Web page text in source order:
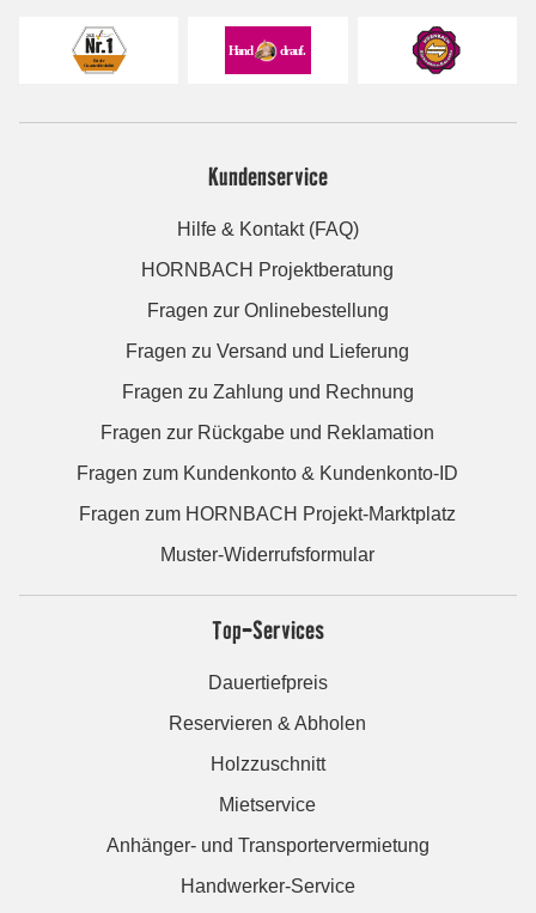
Kundenservice
Hilfe & Kontakt (FAQ)
HORNBACH Projektberatung
Fragen zur Onlinebestellung
Fragen zu Versand und Lieferung
Fragen zu Zahlung und Rechnung
Fragen zur Rückgabe und Reklamation
Fragen zum Kundenkonto & Kundenkonto-ID
Fragen zum HORNBACH Projekt-Marktplatz
Muster-Widerrufsformular
Top-Services
Dauertiefpreis
Reservieren & Abholen
Holzzuschnitt
Mietservice
Anhänger- und Transportervermietung
Handwerker-Service